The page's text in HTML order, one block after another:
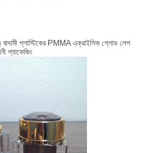
প্লাস্টিকের PMMA এক্রাইলিক গ্লোড লেপ
প্যাকেজিং